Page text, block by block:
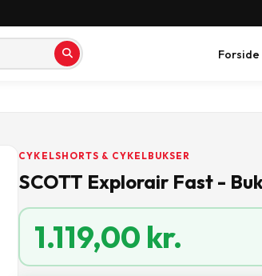
Forside
CYKELSHORTS & CYKELBUKSER
SCOTT Explorair Fast -
1.119,00 kr.